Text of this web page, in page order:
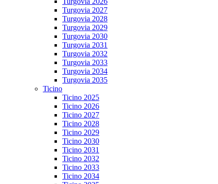
Turgovia 2027
Turgovia 2028
Turgovia 2029
Turgovia 2030
Turgovia 2031
Turgovia 2032
Turgovia 2033
Turgovia 2034
Turgovia 2035
Ticino
Ticino 2025
Ticino 2026
Ticino 2027
Ticino 2028
Ticino 2029
Ticino 2030
Ticino 2031
Ticino 2032
Ticino 2033
Ticino 2034